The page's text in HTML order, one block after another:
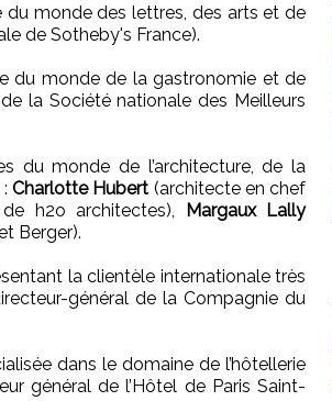
du monde des lettres, des arts et de
de Sotheby's France).
du monde de la gastronomie et de
la Société nationale des Meilleurs
du monde de l’architecture, de la
:Charlotte Hubert (architecte en chef
h2o architectes),
Margaux Lally
Berger).
la clientèle internationale très
général de la Compagnie du
dans le domaine de l’hôtellerie
général de l’Hôtel de Paris Saint-